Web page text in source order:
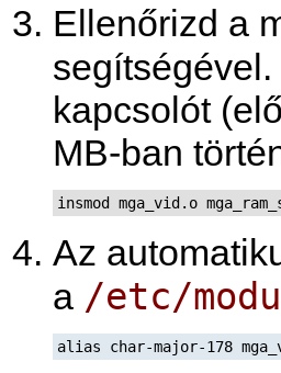
Ellenőrizd a
kapcsolót
MB-ban
insmod mga_vid.o
Az
a /etc/
alias char-major-178